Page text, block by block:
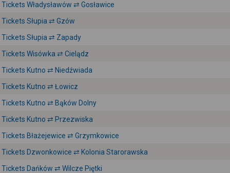
Tickets Władysławów ⇄ Gosławice
Tickets Słupia ⇄ Gzów
Tickets Słupia ⇄ Zapady
Tickets Wisówka ⇄ Cielądz
Tickets Kutno ⇄ Niedźwiada
Tickets Kutno ⇄ Łowicz
Tickets Kutno ⇄ Bąków Dolny
Tickets Kutno ⇄ Przezwiska
Tickets Błażejewice ⇄ Grzymkowice
Tickets Dzwonkowice ⇄ Kolonia Starorawska
Tickets Dańków ⇄ Wilcze Piętki